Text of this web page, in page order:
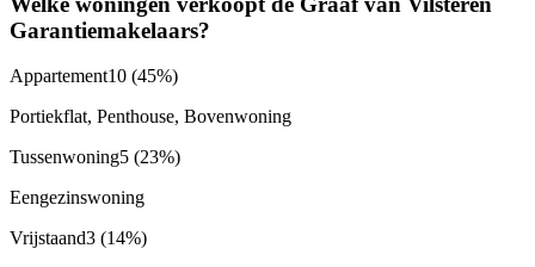
Garantiemakelaars?
Appartement10 (45%)
Portiekflat, Penthouse, Bovenwoning
Tussenwoning5 (23%)
Eengezinswoning
Vrijstaand3 (14%)